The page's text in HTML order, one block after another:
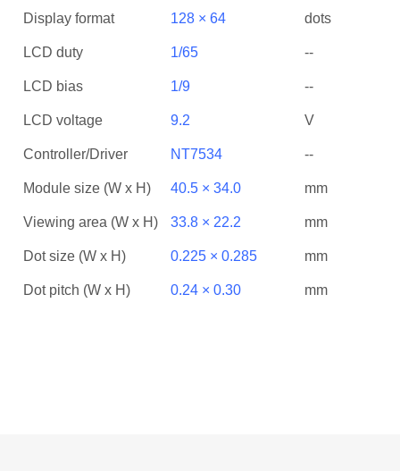
Display format 128 × 64 dots
LCD duty 1/65 --
LCD bias 1/9 --
LCD voltage 9.2 V
Controller/Driver NT7534 --
Module size (W x H) 40.5 × 34.0 mm
Viewing area (W x H) 33.8 × 22.2 mm
Dot size (W x H) 0.225 × 0.285 mm
Dot pitch (W x H) 0.24 × 0.30 mm